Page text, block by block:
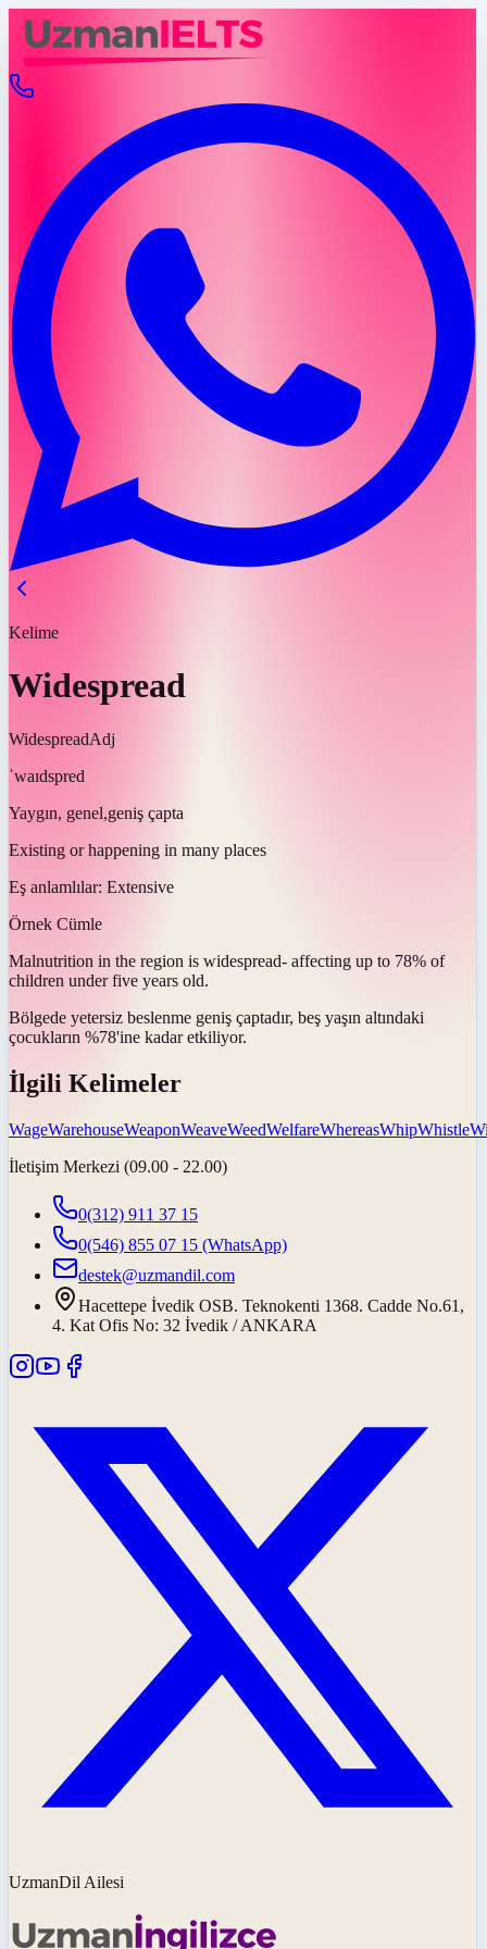
Kelime
Widespread
WidespreadAdj
ˈwaɪdspred
Yaygın, genel,geniş çapta
Existing or happening in many places
Eş anlamlılar: Extensive
Örnek Cümle
Malnutrition in the region is widespread- affecting up to 78% of
children under five years old.
Bölgede yetersiz beslenme geniş çaptadır, beş yaşın altındaki
çocukların %78'ine kadar etkiliyor.
İlgili Kelimeler
WageWarehouseWeaponWeaveWeedWelfareWhereasWhipWhistle
İletişim Merkezi (09.00 - 22.00)
0(312) 911 37 15
0(546) 855 07 15 (WhatsApp)
destek@uzmandil.com
Hacettepe İvedik OSB. Teknokenti 1368. Cadde No.61,
4. Kat Ofis No: 32 İvedik / ANKARA
UzmanDil Ailesi